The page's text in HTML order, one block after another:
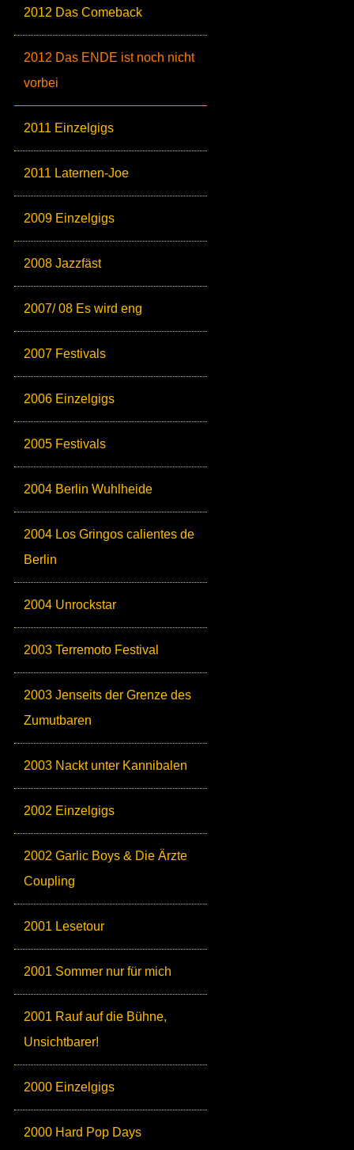
2012 Das Comeback
2012 Das ENDE ist noch nicht
vorbei
2011 Einzelgigs
2011 Laternen-Joe
2009 Einzelgigs
2008 Jazzfäst
2007/ 08 Es wird eng
2007 Festivals
2006 Einzelgigs
2005 Festivals
2004 Berlin Wuhlheide
2004 Los Gringos calientes de
Berlin
2004 Unrockstar
2003 Terremoto Festival
2003 Jenseits der Grenze des
Zumutbaren
2003 Nackt unter Kannibalen
2002 Einzelgigs
2002 Garlic Boys & Die Ärzte
Coupling
2001 Lesetour
2001 Sommer nur für mich
2001 Rauf auf die Bühne,
Unsichtbarer!
2000 Einzelgigs
2000 Hard Pop Days